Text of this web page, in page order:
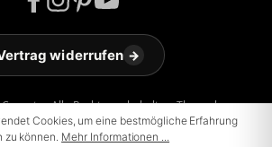
- Alle Rechte vorbehalten. Theme by
ThemeWare®
widerrufen →
Cookies, um eine bestmögliche Erfahrung
zu können. Mehr Informationen ...